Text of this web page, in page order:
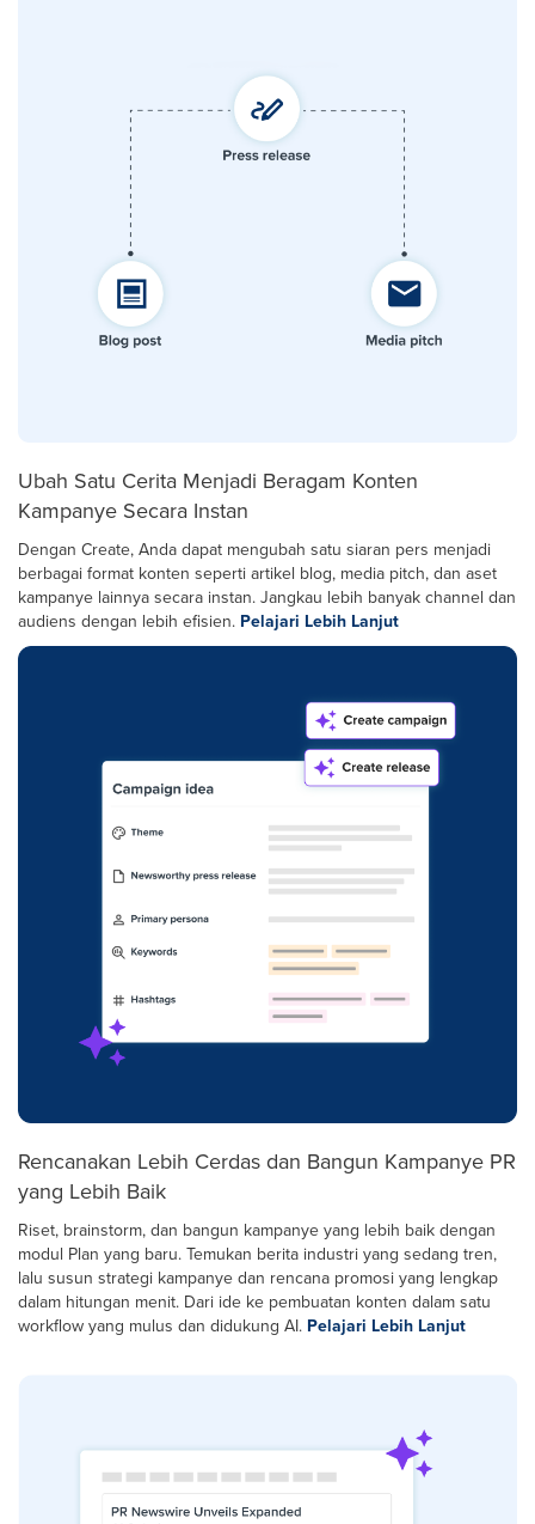
Ubah Satu Cerita Menjadi Beragam Konten
Kampanye Secara Instan
Dengan Create, Anda dapat mengubah satu siaran pers menjadi
berbagai format konten seperti artikel blog, media pitch, dan aset
kampanye lainnya secara instan. Jangkau lebih banyak channel dan
audiens dengan lebih efisien. Pelajari Lebih Lanjut
Rencanakan Lebih Cerdas dan Bangun Kampanye PR
yang Lebih Baik
Riset, brainstorm, dan bangun kampanye yang lebih baik dengan
modul Plan yang baru. Temukan berita industri yang sedang tren,
lalu susun strategi kampanye dan rencana promosi yang lengkap
dalam hitungan menit. Dari ide ke pembuatan konten dalam satu
workflow yang mulus dan didukung AI. Pelajari Lebih Lanjut